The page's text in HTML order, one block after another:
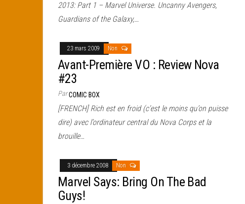
2013: Part 1 – Marvel Universe. Uncanny Avengers,
Guardians of the Galaxy,…
23 mars 2009 Non
Avant-Première VO : Review Nova
#23
ParCOMIC BOX
[FRENCH] Rich est en froid (c’est le moins qu’on puisse
dire) avec l’ordinateur central du Nova Corps et la
brouille…
3 décembre 2008 Non
Marvel Says: Bring On The Bad
Guys!